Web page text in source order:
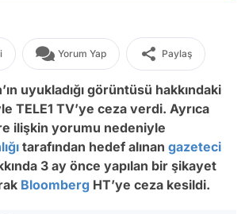
Yorum Yap Paylaş
uyukladığı görüntüsü hakkındaki
TELE1 TV’ye ceza verdi. Ayrıca
ilişkin yorumu nedeniyle
tarafından hedef alınan gazeteci
3 ay önce yapılan bir şikayet
Bloomberg HT’ye ceza kesildi.